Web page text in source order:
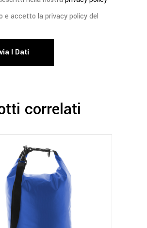
e accetto la privacy policy del
I Dati
correlati